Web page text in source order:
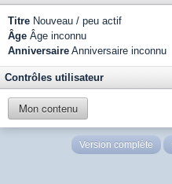
Titre Nouveau / peu actif
Âge Âge inconnu
Anniversaire Anniversaire inconnu
Contrôles utilisateur
Mon contenu
Version complète